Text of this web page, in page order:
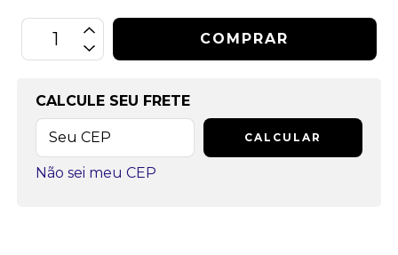
CALCULE SEU FRETE
CALCULAR
Não sei meu CEP